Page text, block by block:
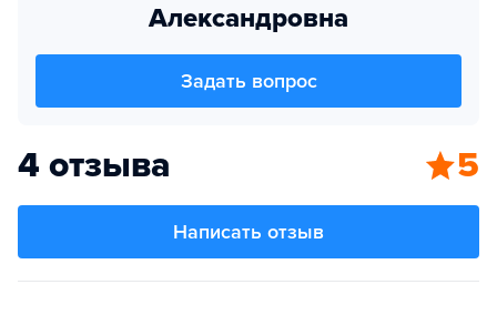
Александровна
Задать вопрос
4 отзыва 5
Написать отзыв